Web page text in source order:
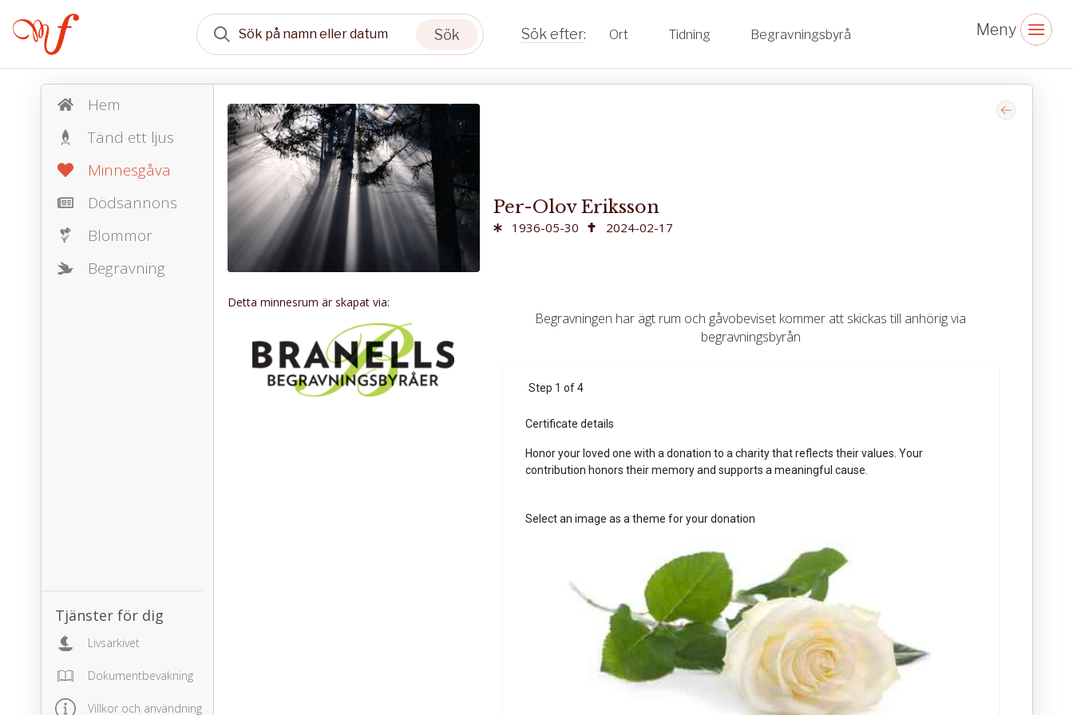
Sök Ort Tidning Begravningsbyrå
Hem
Tänd ett ljus
Minnesgåva
Dödsannons
Blommor
Begravning
Tjänster för dig
Livsarkivet
Dokumentbevakning
Villkor och användning
Detta minnesrum är skapat via:
Per-Olov Eriksson
1936-05-30 2024-02-17
Begravningen har ägt rum och gåvobeviset kommer att skickas till anhörig via
begravningsbyrån